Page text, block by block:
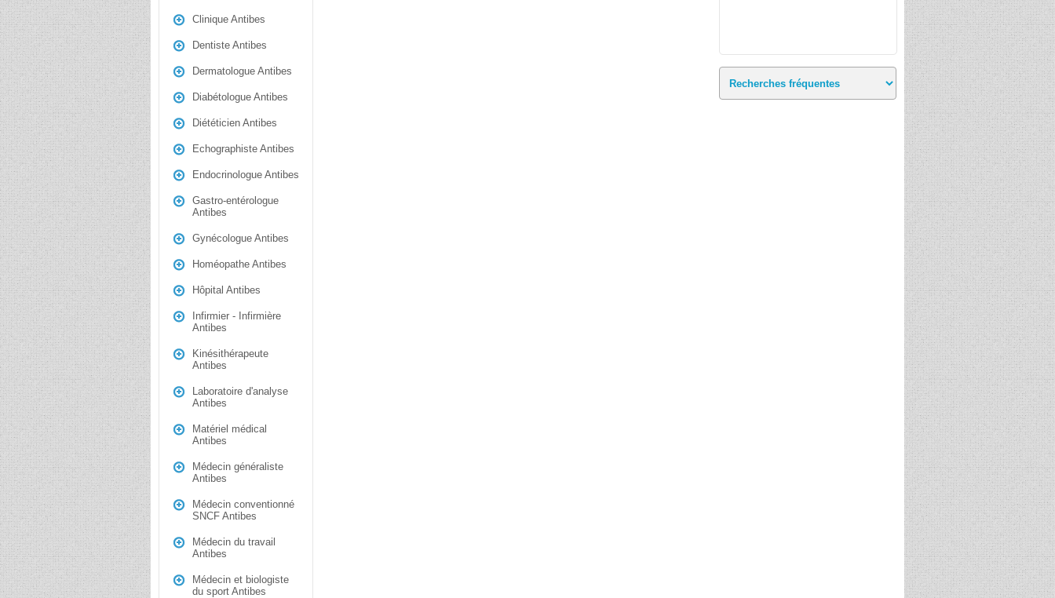
Clinique Antibes
Dentiste Antibes
Dermatologue Antibes
Diabétologue Antibes
Diététicien Antibes
Echographiste Antibes
Endocrinologue Antibes
Gastro-entérologue
Antibes
Gynécologue Antibes
Homéopathe Antibes
Hôpital Antibes
Infirmier - Infirmière
Antibes
Kinésithérapeute
Antibes
Laboratoire d'analyse
Antibes
Matériel médical
Antibes
Médecin généraliste
Antibes
Médecin conventionné
SNCF Antibes
Médecin du travail
Antibes
Médecin et biologiste
du sport Antibes